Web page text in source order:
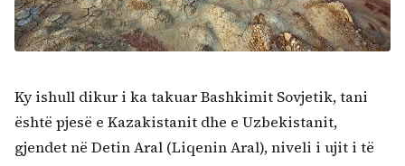
Ky ishull dikur i ka takuar Bashkimit Sovjetik, tani
është pjesë e Kazakistanit dhe e Uzbekistanit,
gjendet në Detin Aral (Liqenin Aral), niveli i ujit i të